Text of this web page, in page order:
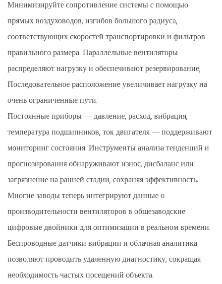
Минимизируйте сопротивление системы с помощью
прямых воздуховодов, изгибов большого радиуса,
соответствующих скоростей транспортировки и фильтров
правильного размера. Параллельные вентиляторы
распределяют нагрузку и обеспечивают резервирование;
Последовательное расположение увеличивает нагрузку на
очень ограниченные пути.
Постоянные приборы — давление, расход, вибрация,
температура подшипников, ток двигателя — поддерживают
мониторинг состояния. Инструменты анализа тенденций и
прогнозирования обнаруживают износ, дисбаланс или
загрязнение на ранней стадии, сохраняя эффективность.
Многие заводы теперь интегрируют данные о
производительности вентиляторов в общезаводские
цифровые двойники для оптимизации в реальном времени.
Беспроводные датчики вибрации и облачная аналитика
позволяют проводить удаленную диагностику, сокращая
необходимость частых посещений объекта.